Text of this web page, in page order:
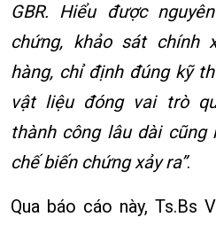
GBR. Hiểu được
chứng, khảo sát chính
hàng, chỉ định đúng kỹ
vật liệu đóng vai trò
thành công lâu dài cũng
chế biến chứng xảy ra”.
Qua báo cáo này, Ts.Bs